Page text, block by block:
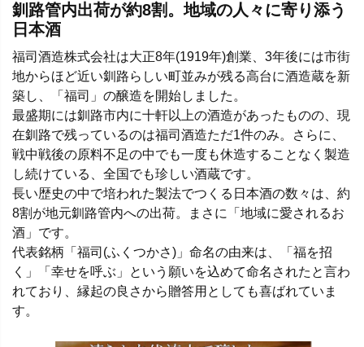
釧路管内出荷が約8割。地域の人々に寄り添う
日本酒
福司酒造株式会社は大正8年(1919年)創業、3年後には市街
地からほど近い釧路らしい町並みが残る高台に酒造蔵を新
築し、「福司」の醸造を開始しました。
最盛期には釧路市内に十軒以上の酒造があったものの、現
在釧路で残っているのは福司酒造ただ1件のみ。さらに、
戦中戦後の原料不足の中でも一度も休造することなく製造
し続けている、全国でも珍しい酒蔵です。
長い歴史の中で培われた製法でつくる日本酒の数々は、約
8割が地元釧路管内への出荷。まさに「地域に愛されるお
酒」です。
代表銘柄「福司(ふくつかさ)」命名の由来は、「福を招
く」「幸せを呼ぶ」という願いを込めて命名されたと言わ
れており、縁起の良さから贈答用としても喜ばれていま
す。